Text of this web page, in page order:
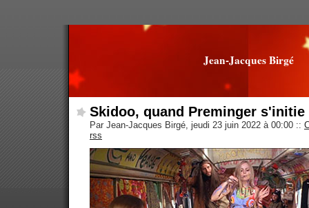
Jean-Jacques Birgé
Skidoo, quand Preminger s'initie
Par Jean-Jacques Birgé, jeudi 23 juin 2022 à 00:00 ::
rss